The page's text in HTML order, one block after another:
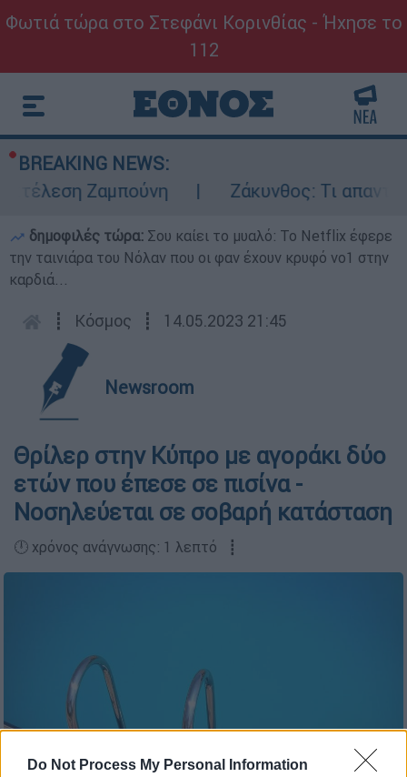
Do Not Process My Personal Information
Φωτιά τώρα στο Στεφάνι Κορινθίας - Ήχησε το
112
BREAKING NEWS:
Ζαμπούνη
Ζάκυνθος: Τι απαντά
δημοφιλές τώρα: Σου καίει το μυαλό: Το Netflix έφερε
την ταινιάρα του Νόλαν που οι φαν έχουν κρυφό νο1 στην
καρδιά...
┋ Κόσμος ┋ 14.05.2023 21:45
Newsroom
Θρίλερ στην Κύπρο με αγοράκι δύο
ετών που έπεσε σε πισίνα -
Νοσηλεύεται σε σοβαρή κατάσταση
🕛 χρόνος ανάγνωσης: 1 λεπτό ┋